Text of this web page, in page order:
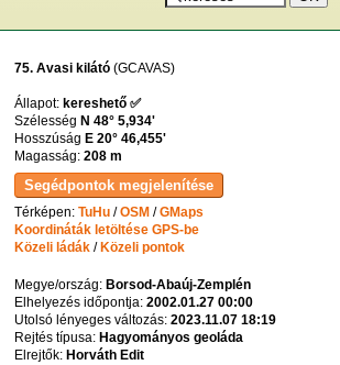
75. Avasi kilátó (GCAVAS)
Állapot: kereshető ✅
Szélesség N 48° 5,934'
Hosszúság E 20° 46,455'
Magasság:208 m
Térképen:TuHu /OSM /GMaps
Koordináták letöltése GPS-be
Közeli ládák / Közeli pontok
Megye/ország: Borsod-Abaúj-Zemplén
Elhelyezés időpontja:2002.01.27 00:00
Utolsó lényeges változás:2023.11.07 18:19
Rejtés típusa: Hagyományos geoláda
Elrejtők: Horváth Edit